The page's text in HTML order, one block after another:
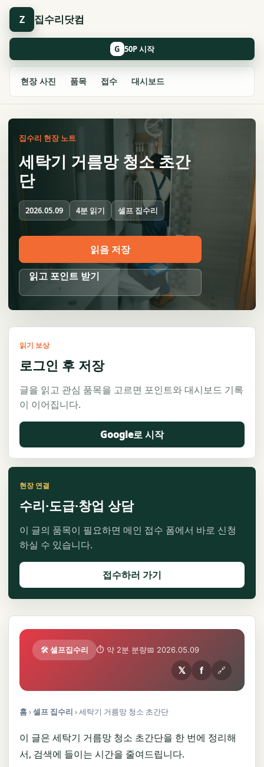
Z 집수리닷컴
현장 사진 품목 접수 대시보드
G
집수리 현장 노트
세탁기 거름망 청소 초간
단
2026.05.09 4분 읽기 셀프 집수리
읽음 저장
읽고 포인트 받기
읽기 보상
로그인 후 저장
글을 읽고 관심 품목을 고르면 포인트와 대시보드 기록
이 이어집니다.
Google로 시작
현장 연결
수리·도급·창업 상담
이 글의 품목이 필요하면 메인 접수 폼에서 바로 신청
하실 수 있습니다.
접수하러 가기
🛠️ 셀프집수리 ⏱ 약 2분 분량📅 2026.05.09
𝕏 f 🔗
홈›셀프 집수리 ›세탁기 거름망 청소 초간단
이 글은 세탁기 거름망 청소 초간단을 한 번에 정리해
서, 검색에 들이는 시간을 줄여드립니다.